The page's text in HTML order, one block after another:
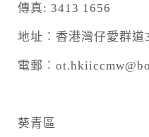
傳真: 3413 1656
地址︰香港灣仔愛群道
電郵
葵青區